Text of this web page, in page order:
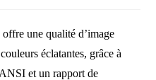
une qualité d’image
éclatantes, grâce à
et un rapport de